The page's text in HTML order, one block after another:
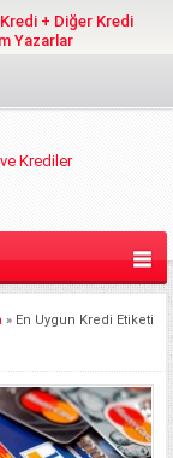
+ Diğer Kredi
Yazarlar
» En Uygun Kredi Etiketi